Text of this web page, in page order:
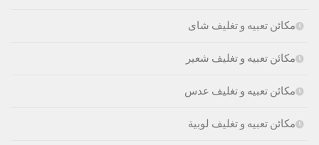
مكائن تعبيه و تغليف شاى
مكائن تعبيه و تغليف شعير
مكائن تعبيه و تغليف عدس
مكائن تعبيه و تغليف لوبية